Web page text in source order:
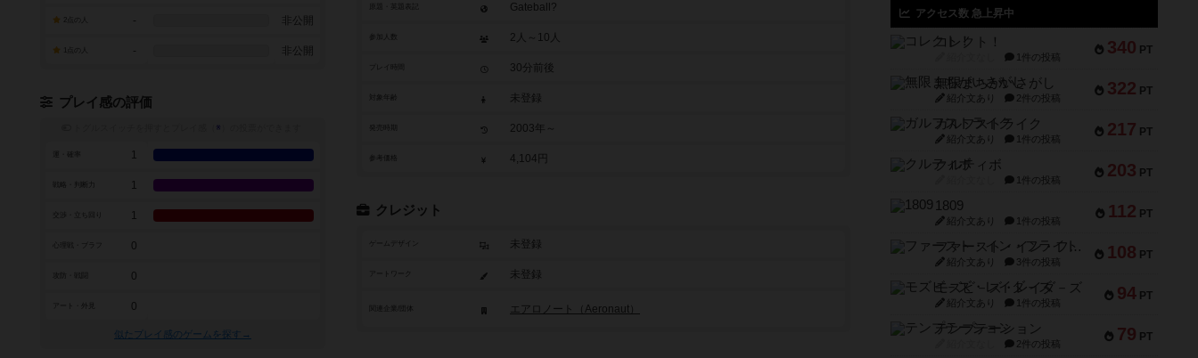
Gateball?
参加人数 2人～10人
30分前後
未登録
2003年～
参考価格 4,104円
クレジット
ゲームデザイン 未登録
アートワーク 未登録
エアロノート（Aeronaut）
- 非公開
- 非公開
プレイ感の評価
※
1
戦略・判断力 1
1
0
0
アート・外見 0
似たプレイ感のゲームを探す→
アクセス数 急上昇中
340 PT
コレクト！
1件の投稿
322 PT
無限まちがいさがし
紹介文あり 2件の投稿
217 PT
ガルフストライク
紹介文あり 1件の投稿
203 PT
クルティボ
1件の投稿
112 PT
1809
紹介文あり 1件の投稿
108 PT
ファースト・イン・フライト
紹介文あり 3件の投稿
94 PT
モズビ－ズ・レイダ－ズ
紹介文あり 1件の投稿
79 PT
テンプテーション
2件の投稿